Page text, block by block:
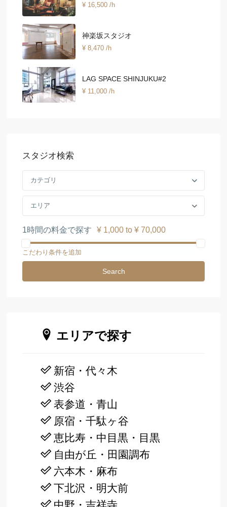
¥ 16,500/h
神楽坂スタジオ
¥ 8,470/h
LAG SPACE SHINJUKU#2
¥ 11,000/h
スタジオ検索
カテゴリ
エリア
1時間の料金で探す ¥ 1,000 to ¥ 70,000
こだわり条件を追加
Search
エリアで探す
新宿・代々木
渋谷
表参道・青山
原宿・千駄ヶ谷
恵比寿・中目黒・目黒
自由が丘・田園調布
六本木・麻布
下北沢・明大前